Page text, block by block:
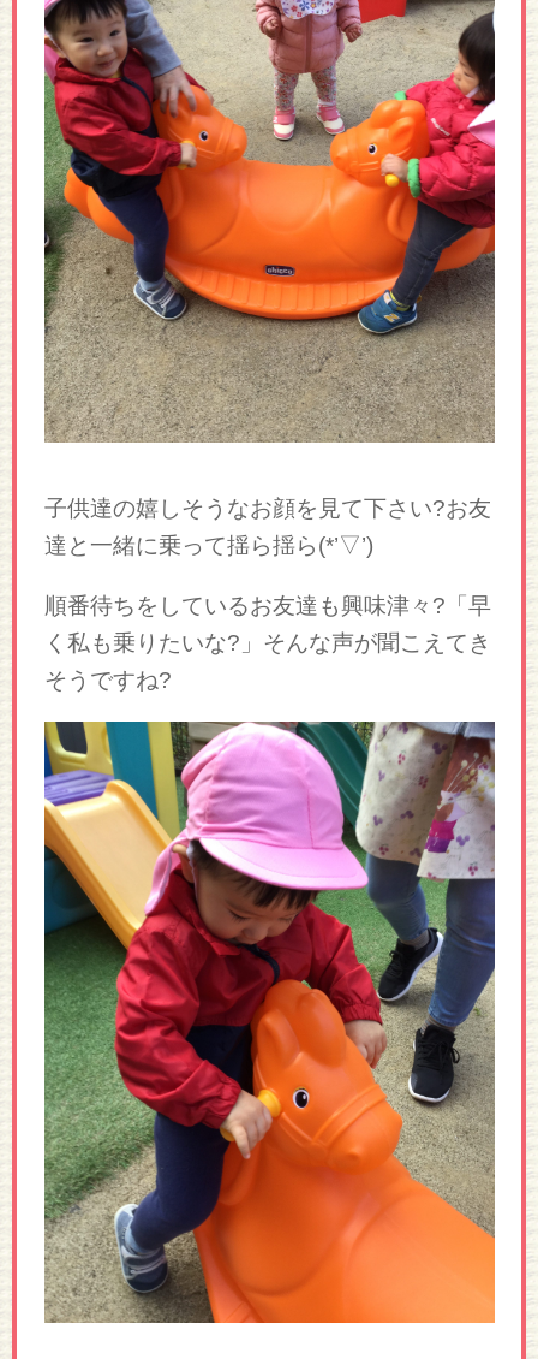
子供達の嬉しそうなお顔を見て下さい?お友
達と一緒に乗って揺ら揺ら(*’▽’)
順番待ちをしているお友達も興味津々?「早
く私も乗りたいな?」そんな声が聞こえてき
そうですね?